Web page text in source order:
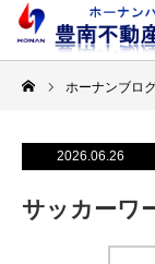
ホーナンブロ
2026.06.26
サッカーワ